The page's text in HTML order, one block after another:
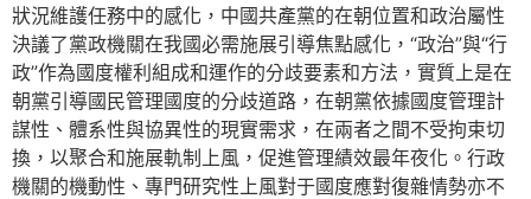
狀況維護任務中的感化，中國共產黨的在朝位置和政治屬性
決議了黨政機關在我國必需施展引導焦點感化，“政治”與“行
政”作為國度權利組成和運作的分歧要素和方法，實質上是在
朝黨引導國民管理國度的分歧道路，在朝黨依據國度管理計
謀性、體系性與協異性的現實需求，在兩者之間不受拘束切
換，以聚合和施展軌制上風，促進管理績效最年夜化。行政
機關的機動性、專門研究性上風對于國度應對復雜情勢亦不